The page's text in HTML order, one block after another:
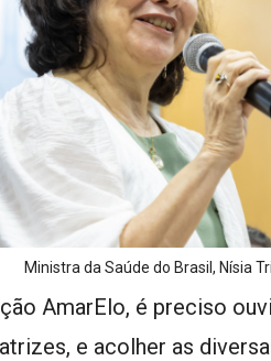
Ministra da Saúde do Brasil, Nísia
AmarElo, é preciso
e acolher as